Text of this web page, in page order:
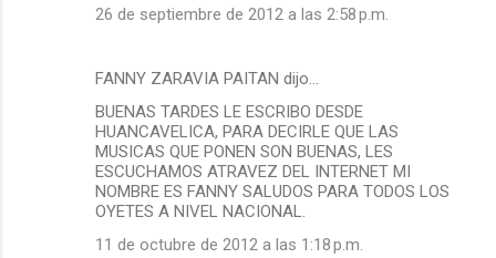
26 de septiembre de 2012 a las 2:58 p.m.
FANNY ZARAVIA PAITAN dijo…
BUENAS TARDES LE ESCRIBO DESDE
HUANCAVELICA, PARA DECIRLE QUE LAS
MUSICAS QUE PONEN SON BUENAS, LES
ESCUCHAMOS ATRAVEZ DEL INTERNET MI
NOMBRE ES FANNY SALUDOS PARA TODOS LOS
OYETES A NIVEL NACIONAL.
11 de octubre de 2012 a las 1:18 p.m.